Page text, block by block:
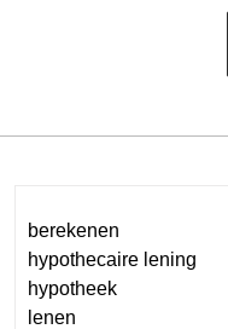
berekenen
hypothecaire lening
hypotheek
lenen